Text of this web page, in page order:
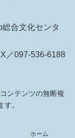
合文化センタ
／097-536-6188
ンテンツの無断複
。
ホーム